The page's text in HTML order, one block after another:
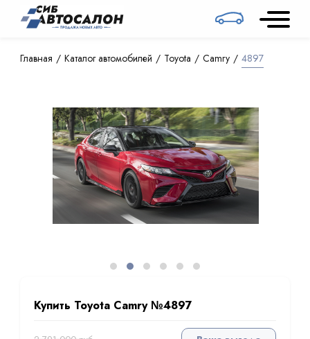
Главная Каталог автомобилей Toyota Camry 4897
Купить Toyota Camry №4897